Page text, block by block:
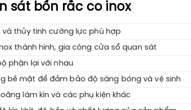
sát bồn rắc co inox
và thủy tinh cường lực phù hợp
thành hình, gia công cửa sổ quan sát
phận lại với nhau
bề mặt để đảm bảo độ sáng bóng và vệ sinh
làm kín và các phụ kiện khác